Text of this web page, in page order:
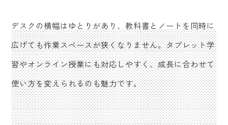
デスクの横幅はゆとりがあり、教科書とノートを同時に
広げても作業スペースが狭くなりません。タブレット学
習やオンライン授業にも対応しやすく、成長に合わせて
使い方を変えられるのも魅力です。